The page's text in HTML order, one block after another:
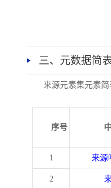
三、元数据简
来源元素集元素简
序号
1 来源
2